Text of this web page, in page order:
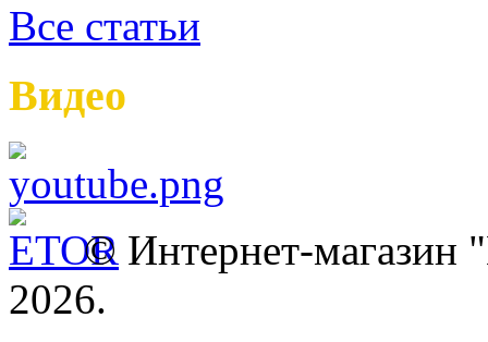
Все статьи
Видео
© Интернет-
2026.